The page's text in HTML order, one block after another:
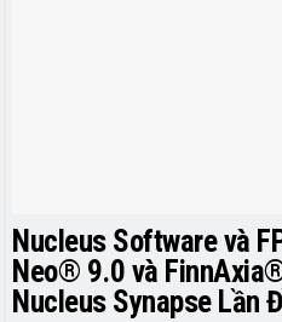
Nucleus Software và
Neo® 9.0 và
Nucleus Synapse Lần